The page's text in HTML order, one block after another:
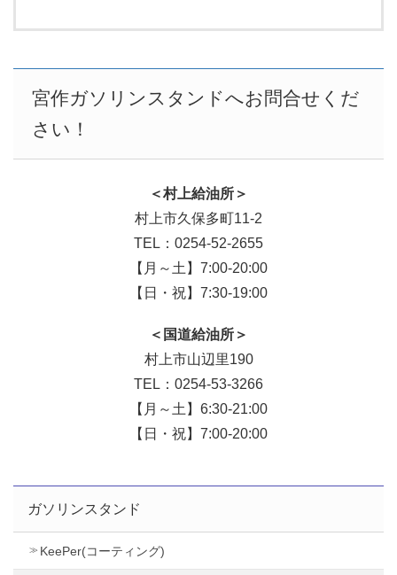
宮作ガソリンスタンドへお問合せくだ
さい！
＜村上給油所＞
村上市久保多町11-2
TEL：0254-52-2655
【月～土】7:00-20:00
【日・祝】7:30-19:00
＜国道給油所＞
村上市山辺里190
TEL：0254-53-3266
【月～土】6:30-21:00
【日・祝】7:00-20:00
ガソリンスタンド
KeePer(コーティング)